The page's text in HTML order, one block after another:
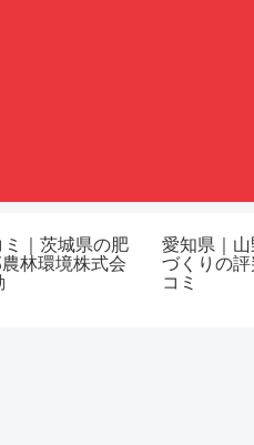
｜茨城県の肥
林環境株式会
愛知県｜
づくりの
コミ